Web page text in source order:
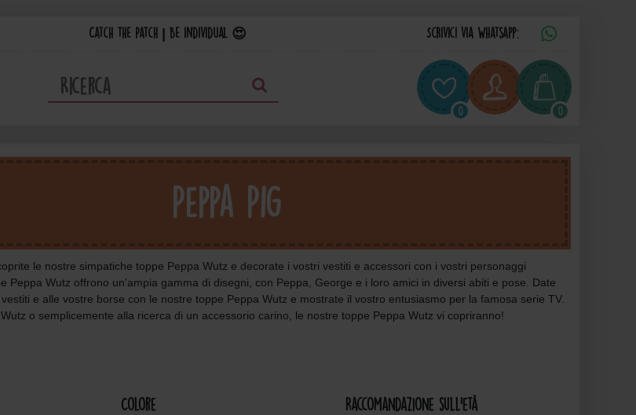
Catch the Patch | Be individual 😍 Scrivici via Whatsapp:
0 0
Peppa Pig
le nostre simpatiche toppe Peppa Wutz e decorate i vostri vestiti e accessori con i vostri personaggi
Peppa Wutz offrono un'ampia gamma di disegni, con Peppa, George e i loro amici in diversi abiti e pose. Date
e alle vostre borse con le nostre toppe Peppa Wutz e mostrate il vostro entusiasmo per la famosa serie TV.
o semplicemente alla ricerca di un accessorio carino, le nostre toppe Peppa Wutz vi copriranno!
Colore Raccomandazione sull'età